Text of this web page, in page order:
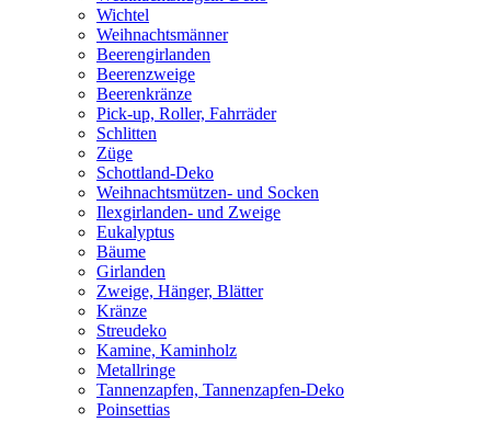
Wichtel
Weihnachtsmänner
Beerengirlanden
Beerenzweige
Beerenkränze
Pick-up, Roller, Fahrräder
Schlitten
Züge
Schottland-Deko
Weihnachtsmützen- und Socken
Ilexgirlanden- und Zweige
Eukalyptus
Bäume
Girlanden
Zweige, Hänger, Blätter
Kränze
Streudeko
Kamine, Kaminholz
Metallringe
Tannenzapfen, Tannenzapfen-Deko
Poinsettias